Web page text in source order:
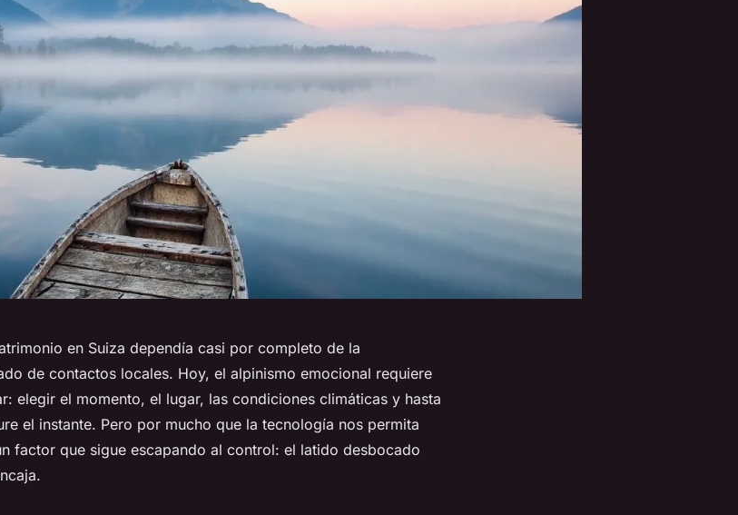
en Suiza dependía casi por completo de la
de contactos locales. Hoy, el alpinismo emocional requiere
elegir el momento, el lugar, las condiciones climáticas y hasta
el instante. Pero por mucho que la tecnología nos permita
factor que sigue escapando al control: el latido desbocado